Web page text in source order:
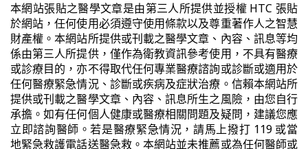
本網站張貼之醫學文章是由第三人所提供並授權 HTC 張貼
於網站，任何使用必須遵守使用條款以及尊重著作人之智慧
財產權。本網站所提供或刊載之醫學文章、內容、訊息等均
係由第三人所提供，僅作為衛教資訊參考使用，不具有醫療
或診療目的，亦不得取代任何專業醫療諮詢或診斷或適用於
任何醫療緊急情況、診斷或疾病及症狀治療。信賴本網站所
提供或刊載之醫學文章、內容、訊息所生之風險，由您自行
承擔。如有任何個人健康或醫療相關問題及疑問，建議您應
立即諮詢醫師。若是醫療緊急情況，請馬上撥打 119 或當
地緊急救護電話送醫急救。本網站並未推薦或為任何醫師或